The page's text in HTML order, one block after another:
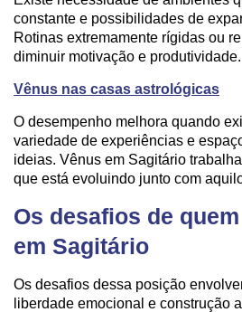
constante e possibilidades de
Rotinas extremamente rígidas ou
diminuir motivação e produtividade.
Vênus nas casas astrológicas
O desempenho melhora quando
variedade de experiências e
ideias. Vênus em Sagitário
que está evoluindo junto com
Os desafios de
em Sagitário
Os desafios dessa posição
liberdade emocional e construção